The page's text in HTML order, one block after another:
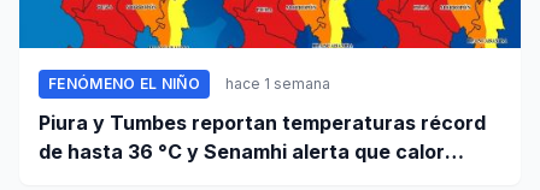
FENÓMENO EL NIÑO hace 1 semana
Piura y Tumbes reportan temperaturas récord
de hasta 36 °C y Senamhi alerta que calor